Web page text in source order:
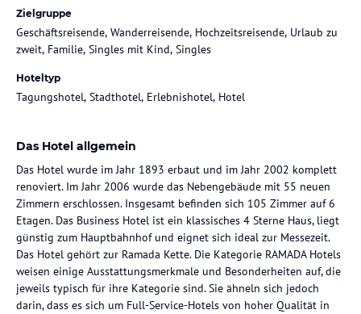
Zielgruppe
Geschäftsreisende, Wanderreisende, Hochzeitsreisende, Urlaub zu
zweit, Familie, Singles mit Kind, Singles
Hoteltyp
Tagungshotel, Stadthotel, Erlebnishotel, Hotel
Das Hotel allgemein
Das Hotel wurde im Jahr 1893 erbaut und im Jahr 2002 komplett
renoviert. Im Jahr 2006 wurde das Nebengebäude mit 55 neuen
Zimmern erschlossen. Insgesamt befinden sich 105 Zimmer auf 6
Etagen. Das Business Hotel ist ein klassisches 4 Sterne Haus, liegt
günstig zum Hauptbahnhof und eignet sich ideal zur Messezeit.
Das Hotel gehört zur Ramada Kette. Die Kategorie RAMADA Hotels
weisen einige Ausstattungsmerkmale und Besonderheiten auf, die
jeweils typisch für ihre Kategorie sind. Sie ähneln sich jedoch
darin, dass es sich um Full-Service-Hotels von hoher Qualität in